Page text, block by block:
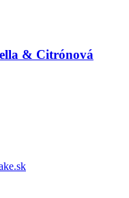
& Citrónová